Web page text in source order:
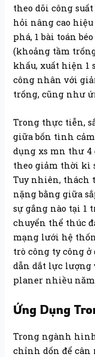
theo dõi công
hỏi nâng cao
phá, 1 bài toán
(khoảng tầm
khấu, xuất hiện 1
công nhân với
trống, cũng như
Trong thực tiễn,
giữa bốn tình
dụng xs mn thư 4
theo giảm thời kì
Tuy nhiên, thách
nặng bằng giữa
sự gắng nào tại 1
chuyển thể thúc
mạng lưới hệ
trò công ty công
dẫn dắt lực
planer nhiều
Ứng Dụng
Trong ngành
chỉnh dốn để